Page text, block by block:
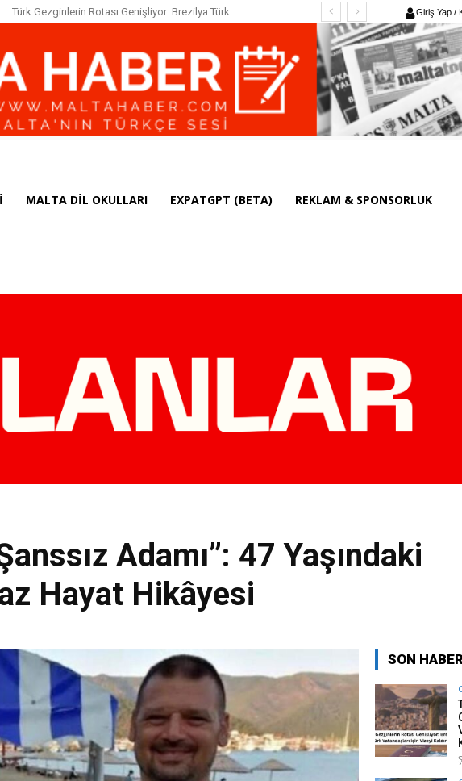
Türk Gezginlerin Rotası Genişliyor: Brezilya Türk
Giriş Yap /
MALTA DIL OKULLARI EXPATGPT (BETA) REKLAM & SPONSORLUK
Adamı”: 47 Yaşındaki
Hayat Hikâyesi
SON